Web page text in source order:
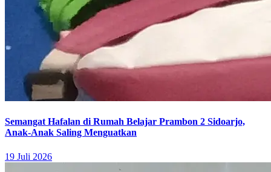
Semangat Hafalan di Rumah Belajar Prambon 2 Sidoarjo,
Anak-Anak Saling Menguatkan
19 Juli 2026